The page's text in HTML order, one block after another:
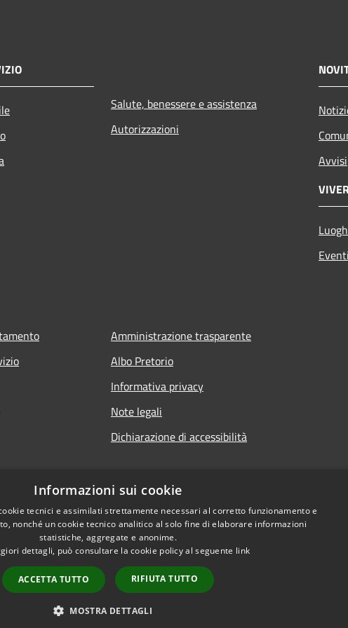
Salute, benessere e assistenza
Autorizzazioni
Avvisi
Eventi
Amministrazione trasparente
Albo Pretorio
Informativa privacy
Note legali
Dichiarazione di accessibilità
Copyright © 2026 • Comune di Campo di
Informazioni sui cookie
tecnici e assimilati strettamente necessari al corretto funzionamento e
nonché un cookie tecnico analitico al solo fine di elaborare informazioni
statistiche, aggregate e anonime.
dettagli, può consultare la cookie policy al seguente link
ACCETTA TUTTO RIFIUTA TUTTO
MOSTRA DETTAGLI